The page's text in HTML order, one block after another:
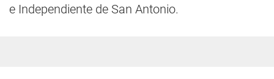
e Independiente de San Antonio.